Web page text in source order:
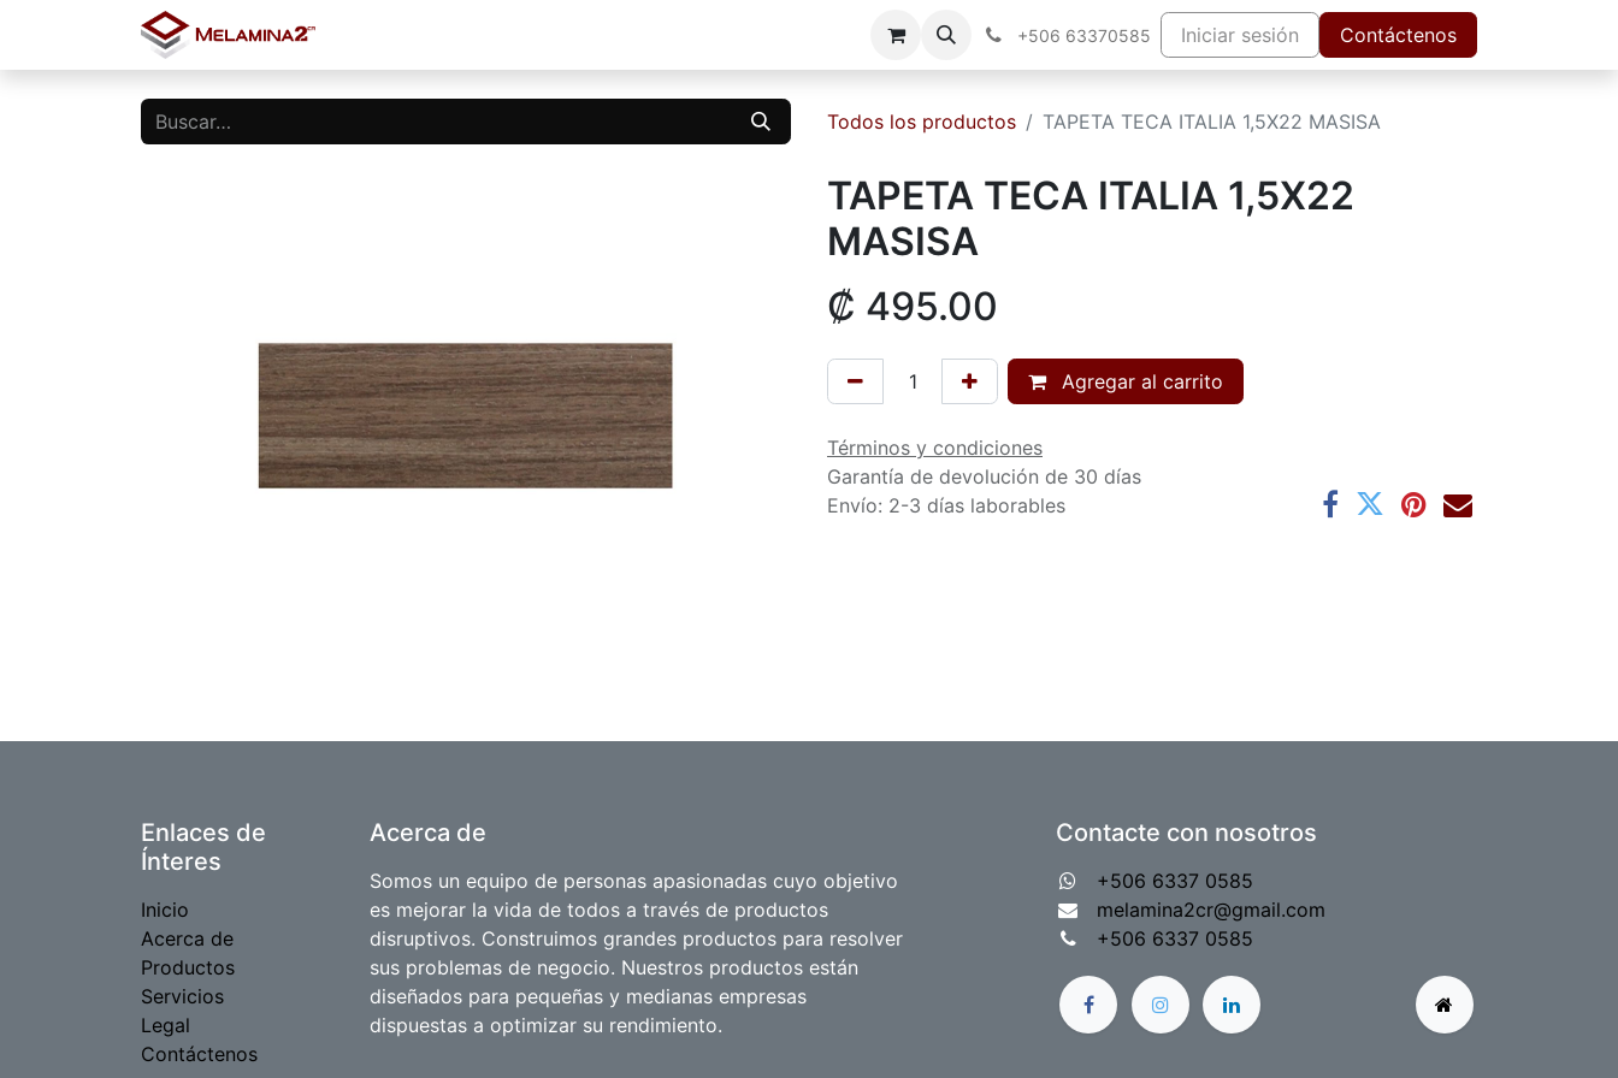
+506 63370585 Iniciar sesión Contáctenos
Todos los productos TAPETA TECA ITALIA 1,5X22 MASISA
TAPETA TECA ITALIA 1,5X22
MASISA
₡ 495.00
Agregar al carrito
Términos y condiciones
Garantía de devolución de 30 días
Envío: 2-3 días laborables
Enlaces de
Ínteres
Inicio
Acerca de
Productos
Servicios
Legal
Contáctenos
Acerca de
Somos un equipo de personas apasionadas cuyo objetivo
es mejorar la vida de todos a través de productos
disruptivos. Construimos grandes productos para resolver
sus problemas de negocio. Nuestros productos están
diseñados para pequeñas y medianas empresas
dispuestas a optimizar su rendimiento.
Contacte con nosotros
+506 6337 0585
melamina2cr@gmail.com
+506 6337 0585